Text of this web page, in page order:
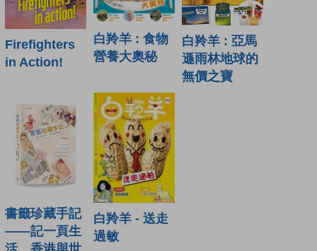
Firefighters
in Action!
白羚羊 : 食物
營養大奧秘
白羚羊 : 亞馬
遜雨林地球的
無價之寶
書籤珍藏手記
——記一頁生
白羚羊 - 送走
過敏